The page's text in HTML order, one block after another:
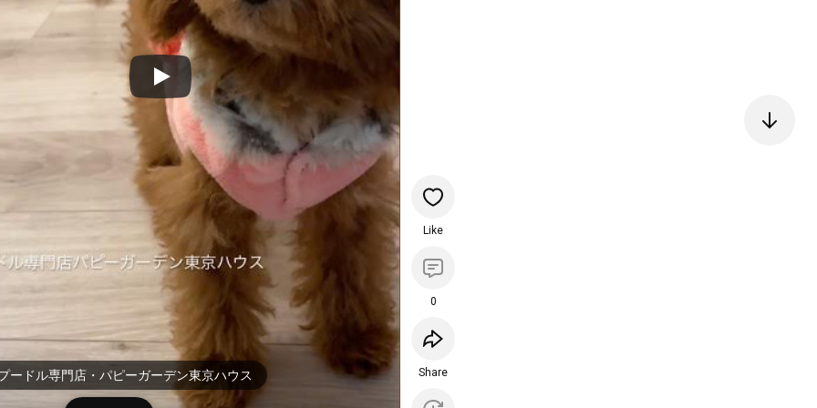
ードル専門店・パピーガーデン東京ハウス
Like
0
Share